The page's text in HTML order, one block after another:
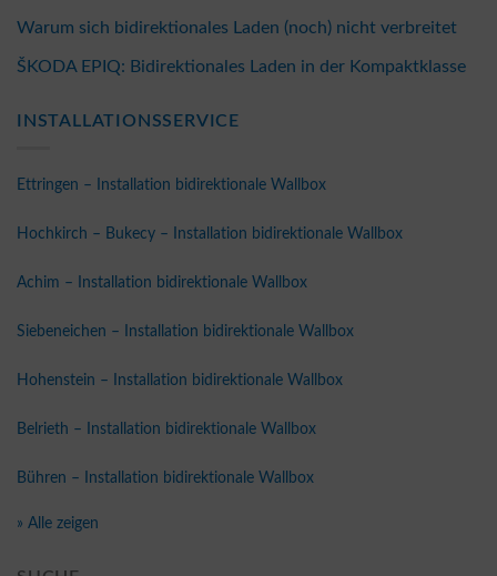
Warum sich bidirektionales Laden (noch) nicht verbreitet
ŠKODA EPIQ: Bidirektionales Laden in der Kompaktklasse
INSTALLATIONSSERVICE
Ettringen – Installation bidirektionale Wallbox
Hochkirch – Bukecy – Installation bidirektionale Wallbox
Achim – Installation bidirektionale Wallbox
Siebeneichen – Installation bidirektionale Wallbox
Hohenstein – Installation bidirektionale Wallbox
Belrieth – Installation bidirektionale Wallbox
Bühren – Installation bidirektionale Wallbox
» Alle zeigen